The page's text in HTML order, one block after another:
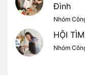
Đình
Nhóm
HỘI
Nhóm